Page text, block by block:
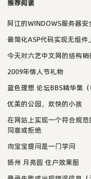
推荐阅读
阿江的WINDOWS服务器安
最简化ASP代码实现无组件
今天对六艺中文网的结构
2009年情人节礼物
蓝色理想 论坛BBS精华集
优美的公园，欢快的小孩
在网站上实现一个符合规
同意或拒绝
向宝宝提问是一门学问
扬州 月亮圆 住户效果图